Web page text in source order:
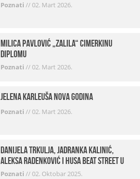
Poznati //02. Mart 2026.
Milica Pavlović „zalila“ cimerkinu
diplomu
Poznati //02. Mart 2026.
Jelena Karleuša Nova godina
Poznati //02. Mart 2026.
Danijela Trkulja, Jadranka Kalinić,
Aleksa Radenković i Husa Beat Street u
Kabareu 13
Poznati //02. Oktobar 2025.